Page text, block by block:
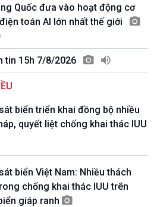
10 phút Sự kiện - Luận bàn
Câu chuyện thời sự
Đối thoại
Diễn đàn chủ nhật
Chuyện đêm
Quốc đưa vào hoạt động cơ
toán AI lớn nhất thế giới
tin 15h 7/8/2026
biển triển khai đồng bộ nhiều
quyết liệt chống khai thác IUU
biển Việt Nam: Nhiều thách
chống khai thác IUU trên
giáp ranh